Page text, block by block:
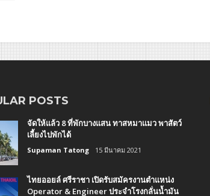
POSTS
จัดให้แล้ว 8 ที่พักบางแสน ทาสหมาแมว พาสัตว์
เลี้ยงไปพักได้
Supaman Tatong 15 มีนาคม 2021
ไทยออยล์ ศรีราชา เปิดรับสมัครงานตำแหน่ง
Operator & Engineer ประจำโรงกลั่นน้ำมัน